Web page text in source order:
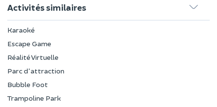
Activités similaires
Karaoké
Escape Game
Réalité Virtuelle
Parc d'attraction
Bubble Foot
Trampoline Park